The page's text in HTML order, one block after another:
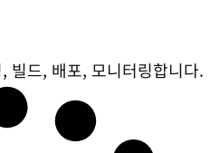
빌드, 배포, 모니터링합니다.